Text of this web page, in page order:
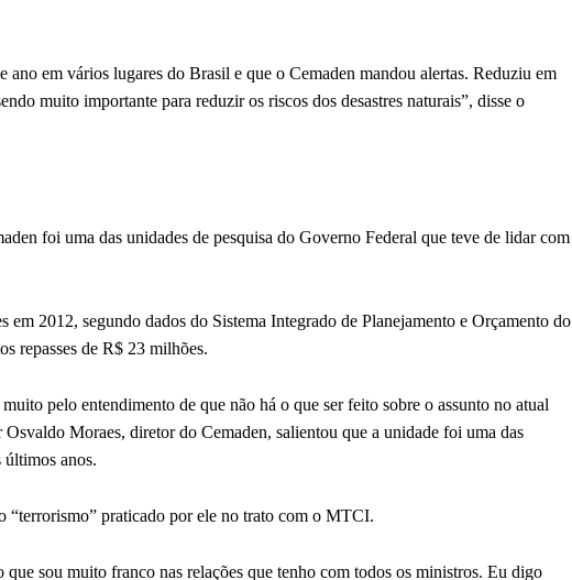
em vários lugares do Brasil e que o Cemaden mandou alertas. Reduziu em
muito importante para reduzir os riscos dos desastres naturais”, disse o
foi uma das unidades de pesquisa do Governo Federal que teve de lidar com
2012, segundo dados do Sistema Integrado de Planejamento e Orçamento do
repasses de R$ 23 milhões.
pelo entendimento de que não há o que ser feito sobre o assunto no atual
Moraes, diretor do Cemaden, salientou que a unidade foi uma das
últimos anos.
“terrorismo” praticado por ele no trato com o MTCI.
sou muito franco nas relações que tenho com todos os ministros. Eu digo